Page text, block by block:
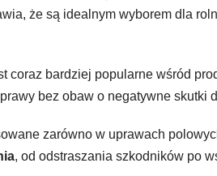
że są idealnym wyborem dla
coraz bardziej popularne wśród
bez obaw o negatywne skutki
zarówno w uprawach
, od odstraszania szkodników po